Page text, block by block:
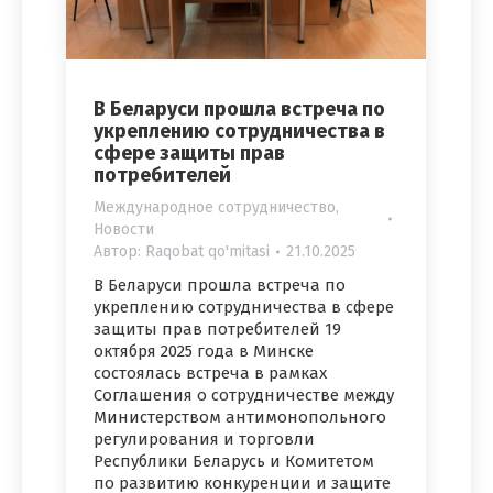
В Беларуси прошла встреча по
укреплению сотрудничества в
сфере защиты прав
потребителей
Международное сотрудничество,
Новости
Автор: Raqobat qo'mitasi 21.10.2025
В Беларуси прошла встреча по
укреплению сотрудничества в сфере
защиты прав потребителей 19
октября 2025 года в Минске
состоялась встреча в рамках
Соглашения о сотрудничестве между
Министерством антимонопольного
регулирования и торговли
Республики Беларусь и Комитетом
по развитию конкуренции и защите